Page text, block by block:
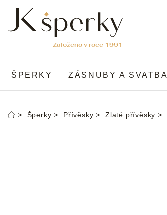
obsah
ŠPERKY ZÁSNUBY A SVATBA
DomůŠperky Přívěsky Zlaté přívěsky